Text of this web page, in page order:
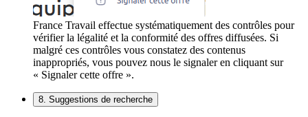
France Travail effectue systématiquement des contrôles pour
vérifier la légalité et la conformité des offres diffusées. Si
malgré ces contrôles vous constatez des contenus
inappropriés, vous pouvez nous le signaler en cliquant sur
« Signaler cette offre ».
8. Suggestions de recherche